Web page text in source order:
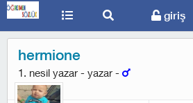
giriş
hermione
1. nesil yazar - yazar -